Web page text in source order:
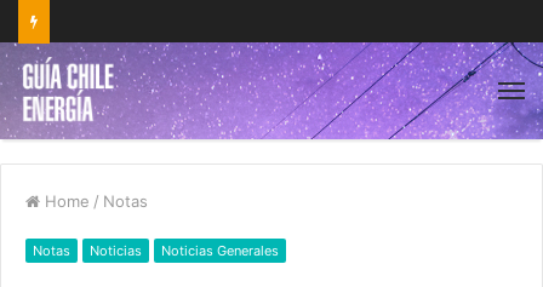
Home / Notas
Notas Noticias Noticias Generales